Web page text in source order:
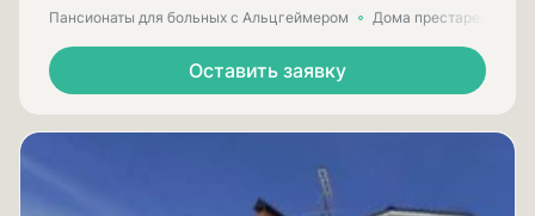
Пансионаты для больных с Альцгеймером Дома престарелых
Оставить заявку